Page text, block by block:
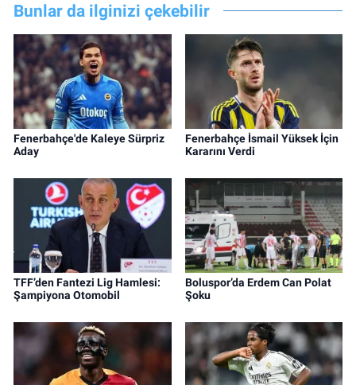
Bunlar da ilginizi çekebilir
Fenerbahçe'de Kaleye Sürpriz
Aday
Fenerbahçe İsmail Yüksek İçin
Kararını Verdi
TFF’den Fantezi Lig Hamlesi:
Şampiyona Otomobil
Boluspor’da Erdem Can Polat
Şoku